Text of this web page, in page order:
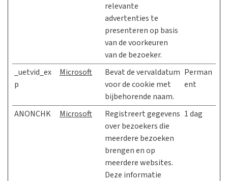
relevante
advertenties te
presenteren op basis
van de voorkeuren
van de bezoeker.
_uetvid_ex
p
Microsoft
Bevat de vervaldatum
voor de cookie met
bijbehorende naam.
Perman
ent
ANONCHK Microsoft
Registreert gegevens
over bezoekers die
meerdere bezoeken
brengen en op
meerdere websites.
Deze informatie
1 dag